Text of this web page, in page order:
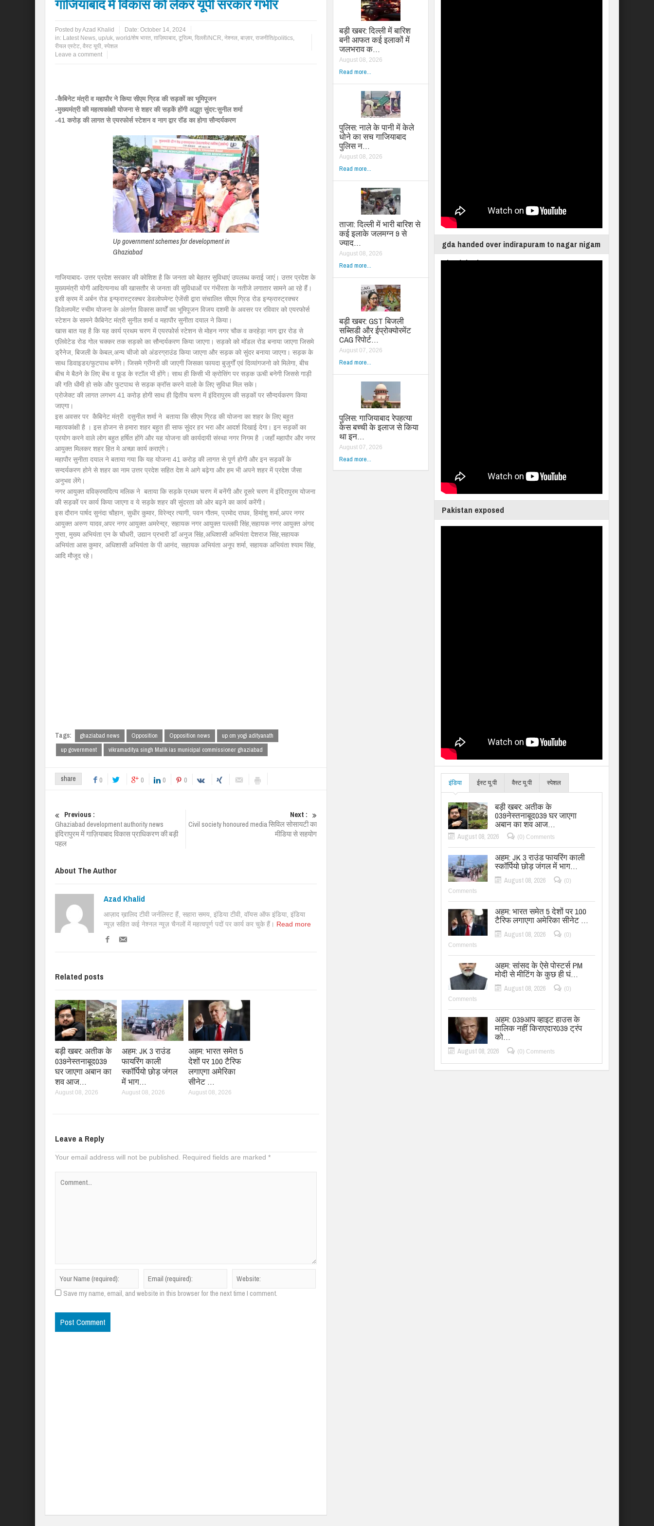
गाजियाबाद में विकास को लेकर यूपी सरकार गंभीर
Posted byAzad Khalid Date: October 14, 2024
in: Latest News, up/uk, world/शेष भारत, ग़ाज़ियाबाद, टूरिज़्म, दिल्ली/NCR, नेश्नल, बाज़ार, राजनीति/politics,
रीयल एस्टेट, वैस्ट यूपी, स्पेशल
Leave a comment
-कैबिनेट मंत्री व महापौर ने किया सीएम ग्रिड की सड़कों का भूमिपूजन
-मुख्यमंंत्री की महत्वकांक्षी योजना से शहर की सड़कें होंगी अद्भुत सुंदर:सुनील शर्मा
-41 करोड़ की लागत से एयरफोर्स स्टेशन व नाग द्वार रॉड का होगा सौन्दर्यकरण
Up government schemes for development in
Ghaziabad
गाजियाबाद- उत्तर प्रदेश सरकार की कोशिश है कि जनता को बेहतर सुविधाएं उपलब्ध कराई जाएं। उत्तर प्रदेश के
मुख्यमंत्री योगी आदित्यनाथ की खासतौर से जनता की सुविधाओं पर गंभीरता के नतीजे लगातार सामने आ रहे हैं।
इसी क्रम में अर्बन रोड इन्फ्रास्ट्रक्चर डेवलोपमेन्ट ऐजेंसी द्वारा संचालित सीएम ग्रिड रोड इन्फ्रास्ट्रक्चर
डिवेलपमेंट स्चीम योजना के अंतर्गत विकास कार्यों का भूमिपूजन विजय दशमी के अवसर पर रविवार को एयरफोर्स
स्टेशन के सामने कैबिनेट मंत्री सुनील शर्मा व महापौर सुनीता दयाल ने किया।
खास बात यह है कि यह कार्य प्रथम चरण में एयरफोर्स स्टेशन से मोहन नगर चौक व करहेड़ा नाग द्वार रोड से
एलिवेटेड रोड गोल चक्कर तक सड़को का सौन्दर्यकरण किया जाएगा। सड़को को मॉडल रोड बनाया जाएगा जिसमे
ड्रैनेज, बिजली के केबल,अन्य चीजो को अंडरग्राउंड किया जाएगा और सड़क को सुंदर बनाया जाएगा। सड़क के
साथ डिवाइडर/फुटपाथ बनेंगे। जिसमे ग्रीनरी की जाएगी जिसका फायदा बुजुर्गों एवं दिव्यांगजनो को मिलेगा, बीच
बीच मे बैठने के लिए बेंच व फ़ूड के स्टॉल भी होंगे। साथ ही किसी भी क्रोसिंग पर सड़क ऊची बनेगी जिससे गाड़ी
की गति धीमी हो सके और फुटपाथ से सड़क क्रॉस करने वालो के लिए सुविधा मिल सके।
प्रोजेक्ट की लागत लगभग 41 करोड़ होगी साथ ही द्वितीय चरण में इंदिरापुरम की सड़कों पर सौन्दर्यकरण किया
जाएगा।
इस अवसर पर कैबिनेट मंत्री दसुनील शर्मा ने बताया कि सीएम ग्रिड की योजना का शहर के लिए बहुत
महत्वकांक्षी है । इस होजन से हमारा शहर बहुत ही साफ सुंदर हर भरा और आदर्श दिखाई देगा। इन सड़कों का
प्रयोग करने वाले लोग बहुत हर्षित होंगे और यह योजना की कार्यदायी संस्था नगर निगम है ।जहाँ महापौर और नगर
आयुक्त मिलकर शहर हित मे अच्छा कार्य कराएंगे।
महापौर सुनीता दयाल ने बताया गया कि यह योजना 41 करोड़ की लागत से पूर्ण होगी और इन सड़कों के
सन्दर्यकरण होने से शहर का नाम उत्तर प्रदेश सहित देश मे आगे बढ़ेगा और हम भी अपने शहर में प्रदेश जैसा
अनुभव लेंगे।
नगर आयुक्त वविक्रमादित्य मलिक ने बताया कि सड़के प्रथम चरण में बनेंगी और दूसरे चरण में इंदिरापुरम योजना
की सड़कों पर कार्य किया जाएगा व ये सड़के शहर की सुंदरता को ओर बढ़ने का कार्य करेंगी।
इस दौरान पार्षद सुनंदा चौहान, सुधीर कुमार, विरेन्द्र त्यागी, पवन गौतम, प्रमोद राघव, हिमांशु शर्मा,अपर नगर
आयुक्त अरुण यादव,अपर नगर आयुक्त अमरेन्द्र, सहायक नगर आयुक्त पल्लवी सिंह,सहायक नगर आयुक्त अंगद
गुप्ता, मुख्य अभियंता एन के चौधरी, उद्यान प्रभारी डॉ अनुज सिंह,अधिशासी अभियंता देशराज सिंह,सहायक
अभियंता आस कुमार, अधिशासी अभियंता के पी आनंद, सहायक अभियंता अनूप शर्मा, सहायक अभियंता श्याम सिंह,
आदि मौजूद रहे।
Tags: ghaziabad news Opposition Opposition news
up cm yogi adityanath
up government
vikramaditya singh Malik ias municipal commissioner ghaziabad
share 0 0 0 0
Previous :
Ghaziabad development authority news
इंदिरापुरम में गाज़ियाबाद विकास प्राधिकरण की बड़ी
पहल
Next :
Civil society honoured media सिविल सोसायटी का
मीडिया से सहयोग
About The Author
Azad Khalid
आज़ाद ख़ालिद टीवी जर्नलिस्ट हैं, सहारा समय, इंडिया टीवी, वॉयस ऑफ इंडिया, इंडिया
न्यूज़ सहित कई नेश्नल न्यूज़ चैनलों में महत्वपूर्ण पदों पर कार्य कर चुके हैं। Read more
Related posts
बड़ी खबर: अतीक के
039नेस्तनाबूद039
घर जाएगा अबान का
शव आज…
August 08, 2026
अहम: JK 3 राउंड
फायरिंग काली
स्कॉर्पियो छोड़ जंगल
में भाग…
August 08, 2026
अहम: भारत समेत 5
देशों पर 100 टैरिफ
लगाएगा अमेरिका
सीनेट …
August 08, 2026
Leave a Reply
Your email address will not be published. Required fields are marked *
Save my name, email, and website in this browser for the next time I comment.
बड़ी खबर: दिल्ली में बारिश
बनी आफत कई इलाकों में
जलभराव क…
August 08, 2026
Read more...
पुलिस: नाले के पानी में केले
धोने का सच गाजियाबाद
पुलिस न…
August 08, 2026
Read more...
ताजा: दिल्ली में भारी बारिश से
कई इलाके जलमग्न 9 से
ज्याद…
August 08, 2026
Read more...
बड़ी खबर: GST बिजली
सब्सिडी और ईप्रोक्योरमेंट
CAG रिपोर्ट…
August 07, 2026
Read more...
पुलिस: गाजियाबाद रेपहत्या
केस बच्ची के इलाज से किया
था इन…
August 07, 2026
Read more...
gda handed over indirapuram to nagar nigam
ghaziabad
Pakistan exposed
इंडिया ईस्ट यू.पी वैस्ट यू.पी स्पेशल
बड़ी खबर: अतीक के
039नेस्तनाबूद039 घर जाएगा
अबान का शव आज…
August 08, 2026 (0) Comments
अहम: JK 3 राउंड फायरिंग काली
स्कॉर्पियो छोड़ जंगल में भाग…
August 08, 2026
(0)
Comments
अहम: भारत समेत 5 देशों पर 100
टैरिफ लगाएगा अमेरिका सीनेट …
August 08, 2026
(0)
Comments
अहम: सांसद के ऐसे पोस्टर्स PM
मोदी से मीटिंग के कुछ ही घं…
August 08, 2026
(0)
Comments
अहम: 039आप व्हाइट हाउस के
मालिक नहीं किराएदार039 ट्रंप
को…
August 08, 2026 (0) Comments